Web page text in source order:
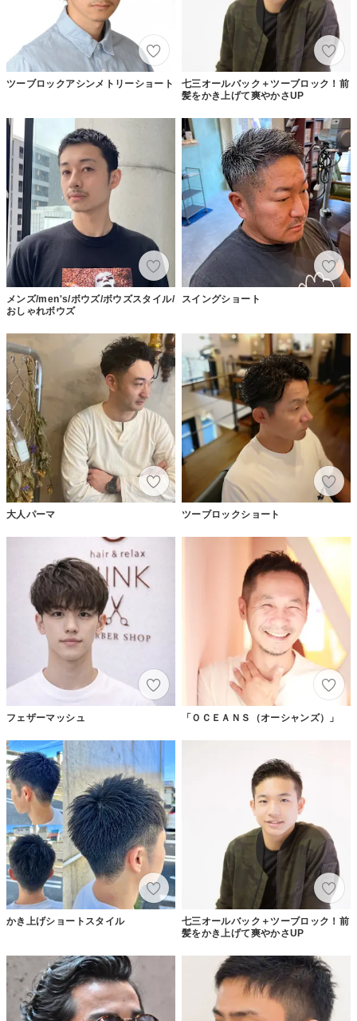
ツーブロックアシンメトリーショート
七三オールバック＋ツーブロック！前
髪をかき上げて爽やかさUP
メンズ/men's/ボウズ/ボウズスタイル/
おしゃれボウズ
スイングショート
大人パーマ ツーブロックショート
フェザーマッシュ 「ＯＣＥＡＮＳ（オーシャンズ）」
かき上げショートスタイル
七三オールバック＋ツーブロック！前
髪をかき上げて爽やかさUP